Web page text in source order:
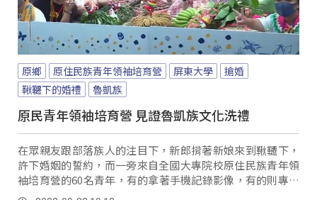
原鄉 原住民族青年領袖培育營 屏東大學
搶婚
鞦韆下的婚禮
魯凱族
原民青年領袖培育營 見證魯凱族文化洗禮
在眾親友跟部落族人的注目下，新郎揹著新娘來到鞦韆下，
許下婚姻的誓約，而一旁來自全國大專院校原住民族青年領
袖培育營的60名青年，有的拿著手機記錄影像，有的則專注
地觀禮，見證這個感動時刻。